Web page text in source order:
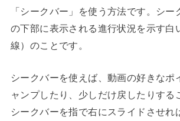
「シークバー」を使う方法です。シ
の下部に表示される進行状況を示す白
線）のことです。
シークバーを使えば、動画の好きなポ
ャンプしたり、少しだけ戻したりする
シークバーを指で右にスライドさせれ